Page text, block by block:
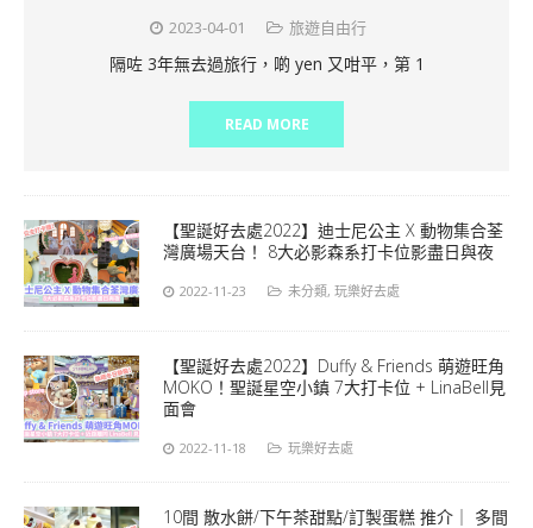
2023-04-01 旅遊自由行
隔咗 3年無去過旅行，啲 yen 又咁平，第 1
READ MORE
【聖誕好去處2022】迪士尼公主 X 動物集合荃
灣廣場天台！ 8大必影森系打卡位影盡日與夜
2022-11-23 未分類, 玩樂好去處
【聖誕好去處2022】Duffy & Friends 萌遊旺角
MOKO！聖誕星空小鎮 7大打卡位 + LinaBell見
面會
2022-11-18 玩樂好去處
10間 散水餅/下午茶甜點/訂製蛋糕 推介｜ 多間